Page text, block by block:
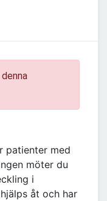
patienter med
möter du
i
åt och har